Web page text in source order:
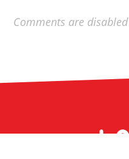
Comments are disabled